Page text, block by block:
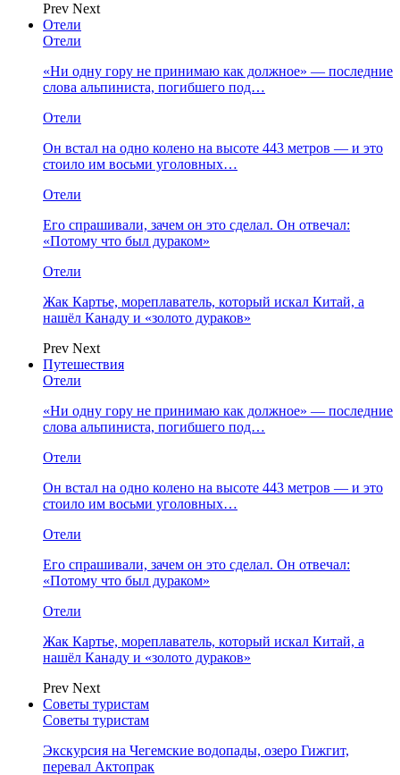
Prev Next
Отели
Отели
«Ни одну гору не принимаю как должное» — последние
слова альпиниста, погибшего под…
Отели
Он встал на одно колено на высоте 443 метров — и это
стоило им восьми уголовных…
Отели
Его спрашивали, зачем он это сделал. Он отвечал:
«Потому что был дураком»
Отели
Жак Картье, мореплаватель, который искал Китай, а
нашёл Канаду и «золото дураков»
Prev Next
Путешествия
Отели
«Ни одну гору не принимаю как должное» — последние
слова альпиниста, погибшего под…
Отели
Он встал на одно колено на высоте 443 метров — и это
стоило им восьми уголовных…
Отели
Его спрашивали, зачем он это сделал. Он отвечал:
«Потому что был дураком»
Отели
Жак Картье, мореплаватель, который искал Китай, а
нашёл Канаду и «золото дураков»
Prev Next
Советы туристам
Советы туристам
Экскурсия на Чегемские водопады, озеро Гижгит,
перевал Актопрак